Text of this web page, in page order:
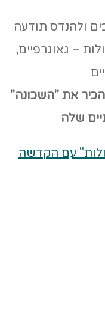
ולהנדס תודעה
– גאוגרפיים,
את "השכונה"
שלה
עם הקדשה